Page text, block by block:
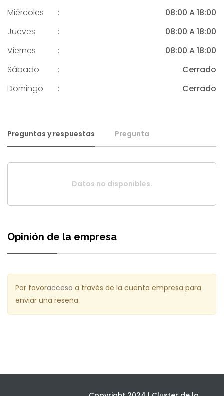
Miércoles
:
08:00 A 18:00
Jueves
:
08:00 A 18:00
Viernes
:
08:00 A 18:00
Sábado
:
Cerrado
Domingo
: Cerrado
Preguntas y respuestas Pregunta
Datos no disponibles.
Opinión de la empresa
Por favoracceso a través de la cuenta empresa para
enviar una reseña